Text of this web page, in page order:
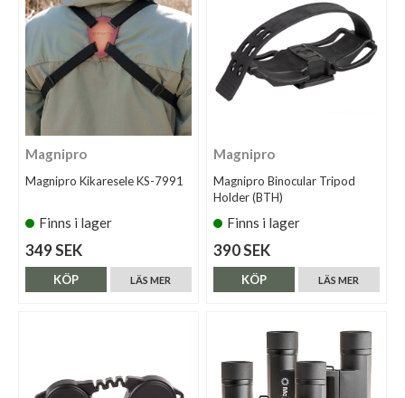
Magnipro
Magnipro Kikaresele KS-7991
Finns i lager
349 SEK
LÄS MER
KÖP
Magnipro
Magnipro Binocular Tripod
Holder (BTH)
Finns i lager
390 SEK
LÄS MER
KÖP